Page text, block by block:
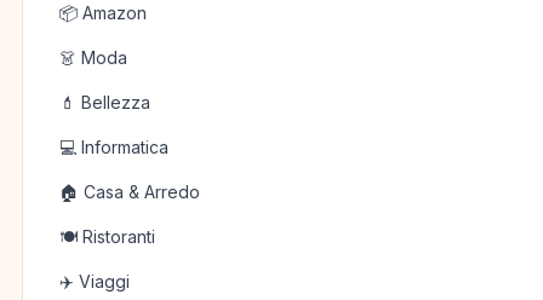
📦 Amazon
👗 Moda
💄 Bellezza
💻 Informatica
🏠 Casa & Arredo
🍽️ Ristoranti
✈️ Viaggi